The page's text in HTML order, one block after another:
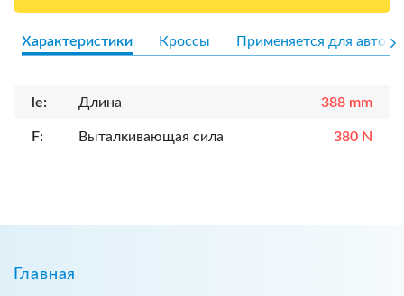
Характеристики Кроссы Применяется для авто
le: Длина 388 mm
F: Выталкивающая сила 380 N
Главная